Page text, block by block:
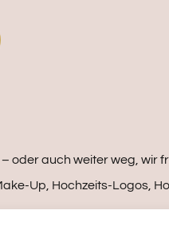
oder auch weiter weg, wir
Up, Hochzeits-Logos,